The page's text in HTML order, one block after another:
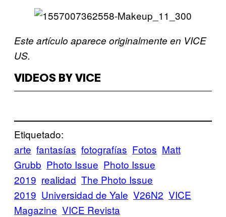
Este artículo aparece originalmente en VICE
US.
VIDEOS BY VICE
Etiquetado:
arte fantasías fotografías Fotos Matt
Grubb Photo Issue Photo Issue
2019 realidad The Photo Issue
2019 Universidad de Yale V26N2 VICE
Magazine VICE Revista